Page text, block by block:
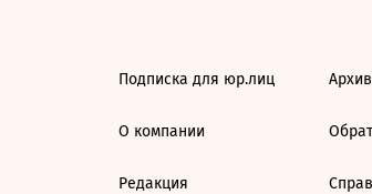
Подписка для юр.лиц
О компании
Редакция
Архив